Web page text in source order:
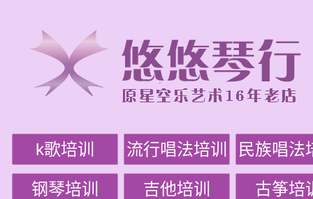
k歌培训 流行唱法培训 民族唱法
钢琴培训 吉他培训 古筝培